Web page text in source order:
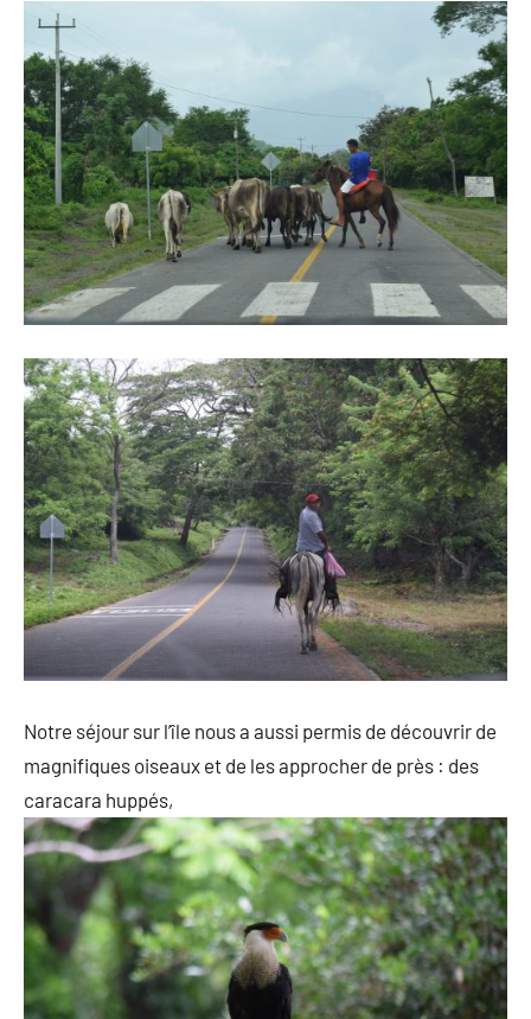
Notre séjour sur l’île nous a aussi permis de découvrir de
magnifiques oiseaux et de les approcher de près : des
caracara huppés,